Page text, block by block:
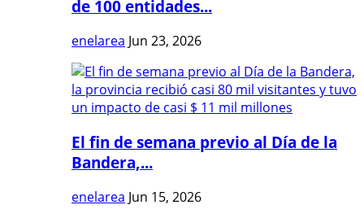
de 100 entidades...
enelarea Jun 23, 2026
El fin de semana previo al Día de la
Bandera,...
enelarea Jun 15, 2026